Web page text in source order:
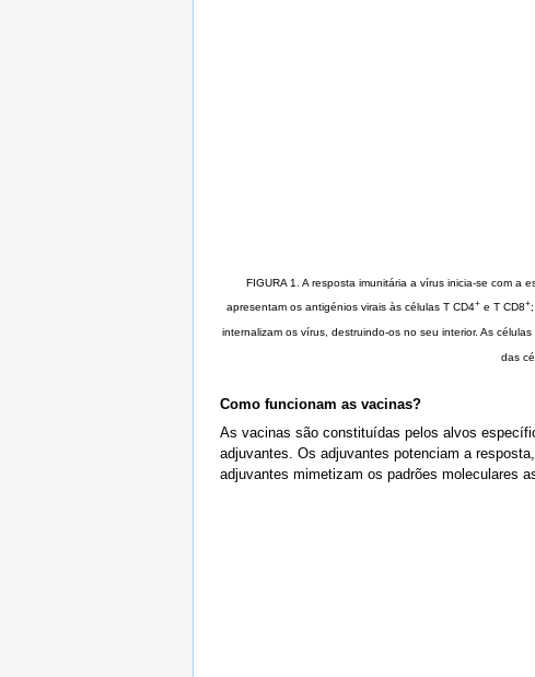
FIGURA 1. A resposta imunitária a vírus inicia-se com a
apresentam os antigénios virais às células T CD4+e T CD8+;
internalizam os vírus, destruindo-os no seu interior. As células
das
Como funcionam as vacinas?
As vacinas são constituídas pelos alvos
adjuvantes. Os adjuvantes potenciam a
adjuvantes mimetizam os padrões moleculares